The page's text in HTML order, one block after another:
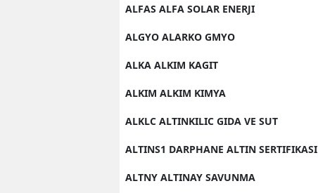
ALFAS ALFA SOLAR ENERJI
ALGYO ALARKO GMYO
ALKA ALKIM KAGIT
ALKIM ALKIM KIMYA
ALKLC ALTINKILIC GIDA VE SUT
ALTINS1 DARPHANE ALTIN SERTIFIKASI
ALTNY ALTINAY SAVUNMA